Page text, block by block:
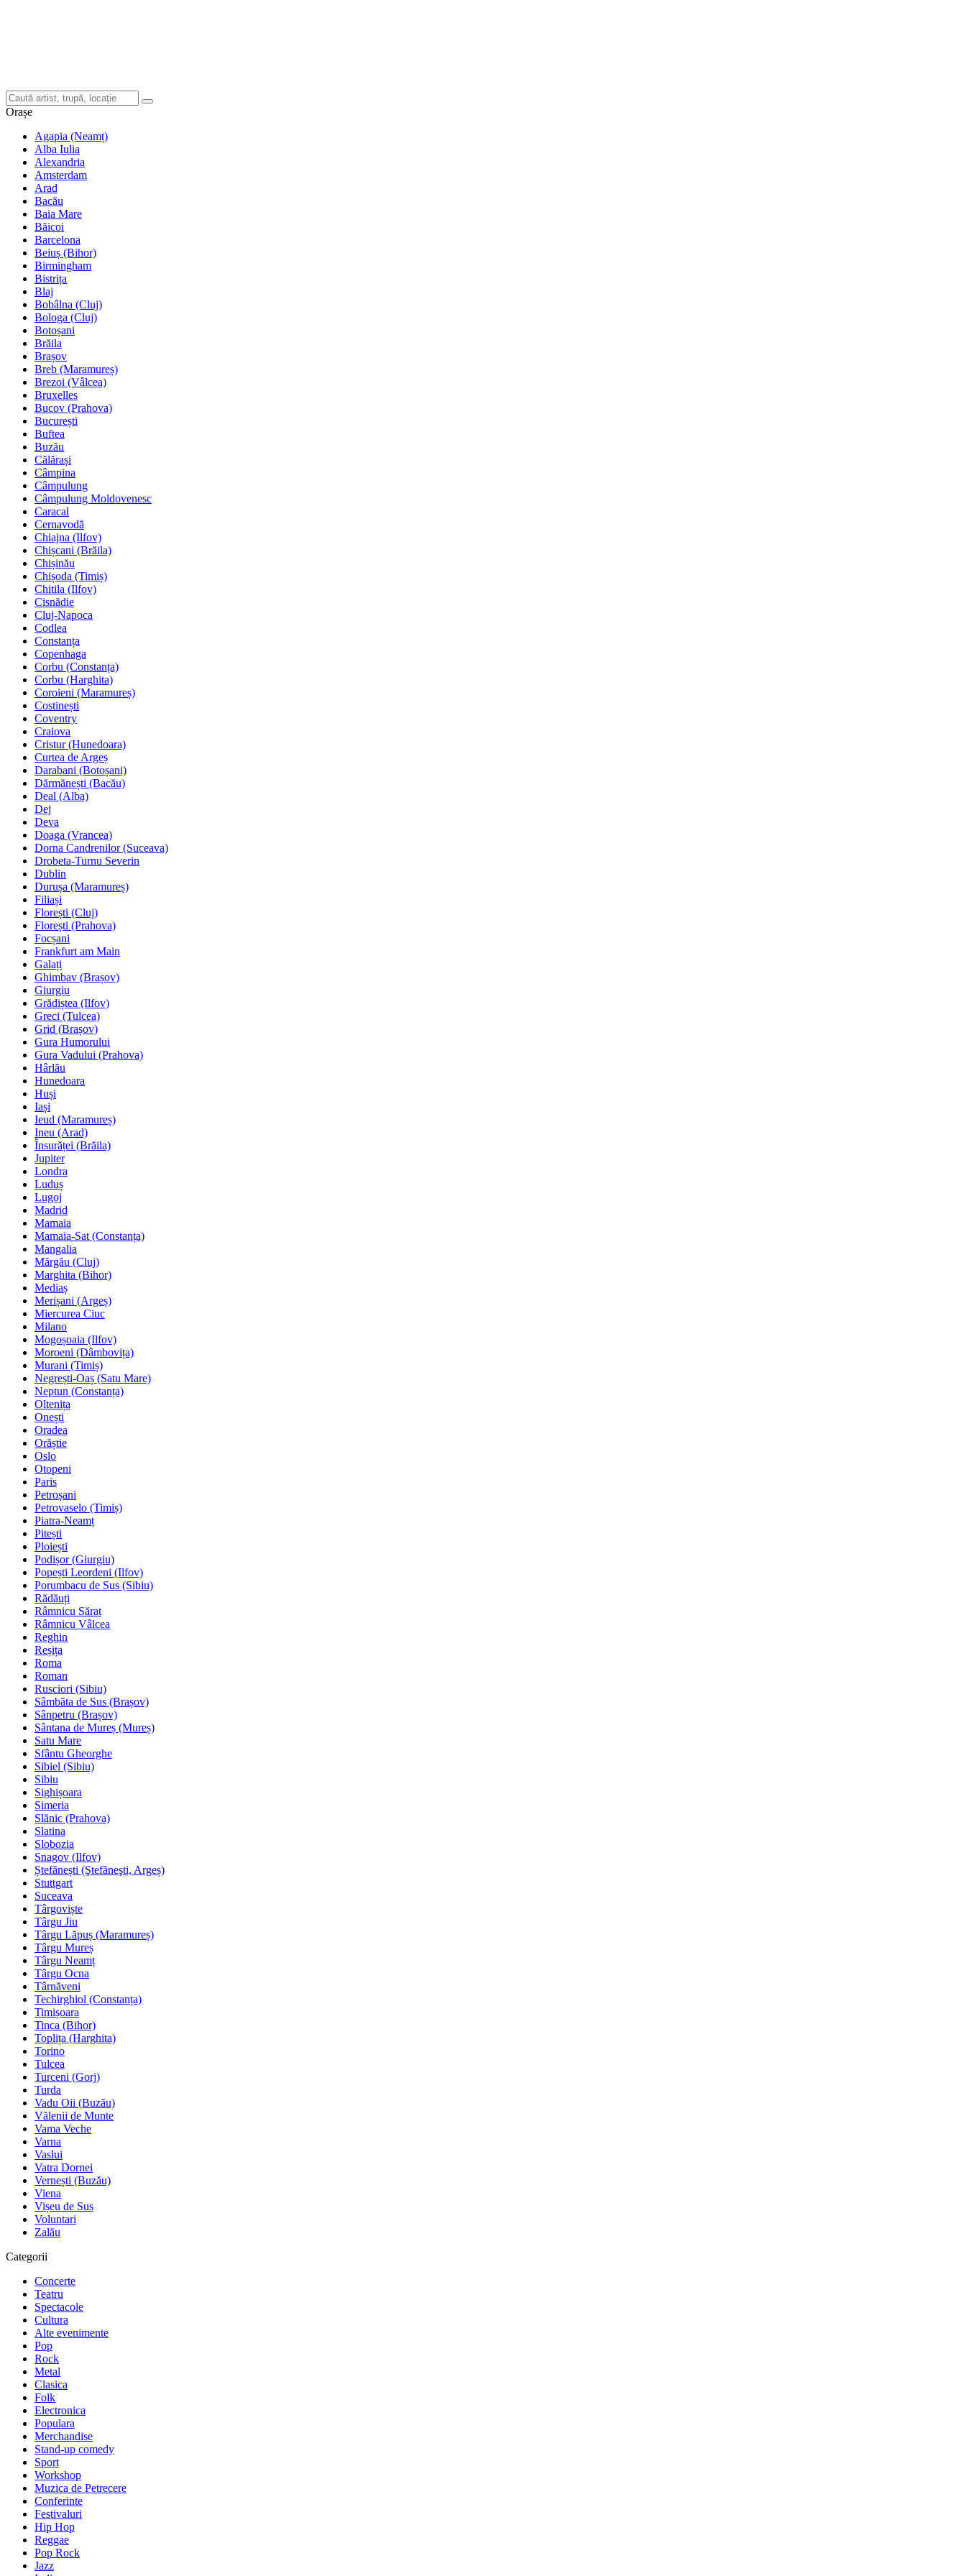
Orașe
Agapia (Neamț)
Alba Iulia
Alexandria
Amsterdam
Arad
Bacău
Baia Mare
Băicoi
Barcelona
Beiuș (Bihor)
Birmingham
Bistrița
Blaj
Bobâlna (Cluj)
Bologa (Cluj)
Botoșani
Brăila
Brașov
Breb (Maramureș)
Brezoi (Vâlcea)
Bruxelles
Bucov (Prahova)
București
Buftea
Buzău
Călărași
Câmpina
Câmpulung
Câmpulung Moldovenesc
Caracal
Cernavodă
Chiajna (Ilfov)
Chișcani (Brăila)
Chișinău
Chișoda (Timiș)
Chitila (Ilfov)
Cisnădie
Cluj-Napoca
Codlea
Constanța
Copenhaga
Corbu (Constanța)
Corbu (Harghita)
Coroieni (Maramureș)
Costinești
Coventry
Craiova
Cristur (Hunedoara)
Curtea de Argeș
Darabani (Botoșani)
Dărmănești (Bacău)
Deal (Alba)
Dej
Deva
Doaga (Vrancea)
Dorna Candrenilor (Suceava)
Drobeta-Turnu Severin
Dublin
Durușa (Maramureș)
Filiași
Florești (Cluj)
Florești (Prahova)
Focșani
Frankfurt am Main
Galați
Ghimbav (Brașov)
Giurgiu
Grădiștea (Ilfov)
Greci (Tulcea)
Grid (Brașov)
Gura Humorului
Gura Vadului (Prahova)
Hârlău
Hunedoara
Huși
Iași
Ieud (Maramureș)
Ineu (Arad)
Însurăței (Brăila)
Jupiter
Londra
Luduș
Lugoj
Madrid
Mamaia
Mamaia-Sat (Constanța)
Mangalia
Mărgău (Cluj)
Marghita (Bihor)
Mediaș
Merișani (Argeș)
Miercurea Ciuc
Milano
Mogoșoaia (Ilfov)
Moroeni (Dâmbovița)
Murani (Timiș)
Negrești-Oaș (Satu Mare)
Neptun (Constanța)
Oltenița
Onești
Oradea
Orăștie
Oslo
Otopeni
Paris
Petroșani
Petrovaselo (Timiș)
Piatra-Neamț
Pitești
Ploiești
Podișor (Giurgiu)
Popești Leordeni (Ilfov)
Porumbacu de Sus (Sibiu)
Rădăuți
Râmnicu Sărat
Râmnicu Vâlcea
Reghin
Reșița
Roma
Roman
Rusciori (Sibiu)
Sâmbăta de Sus (Brașov)
Sânpetru (Brașov)
Sântana de Mureș (Mureș)
Satu Mare
Sfântu Gheorghe
Sibiel (Sibiu)
Sibiu
Sighișoara
Simeria
Slănic (Prahova)
Slatina
Slobozia
Snagov (Ilfov)
Ștefănești (Ştefãneşti, Argeș)
Stuttgart
Suceava
Târgoviște
Târgu Jiu
Târgu Lăpuș (Maramureș)
Târgu Mureș
Târgu Neamț
Târgu Ocna
Târnăveni
Techirghiol (Constanța)
Timișoara
Tinca (Bihor)
Toplița (Harghita)
Torino
Tulcea
Turceni (Gorj)
Turda
Vadu Oii (Buzău)
Vălenii de Munte
Vama Veche
Varna
Vaslui
Vatra Dornei
Vernești (Buzău)
Viena
Vișeu de Sus
Voluntari
Zalău
Categorii
Concerte
Teatru
Spectacole
Cultura
Alte evenimente
Pop
Rock
Metal
Clasica
Folk
Electronica
Populara
Merchandise
Stand-up comedy
Sport
Workshop
Muzica de Petrecere
Conferinte
Festivaluri
Hip Hop
Reggae
Pop Rock
Jazz